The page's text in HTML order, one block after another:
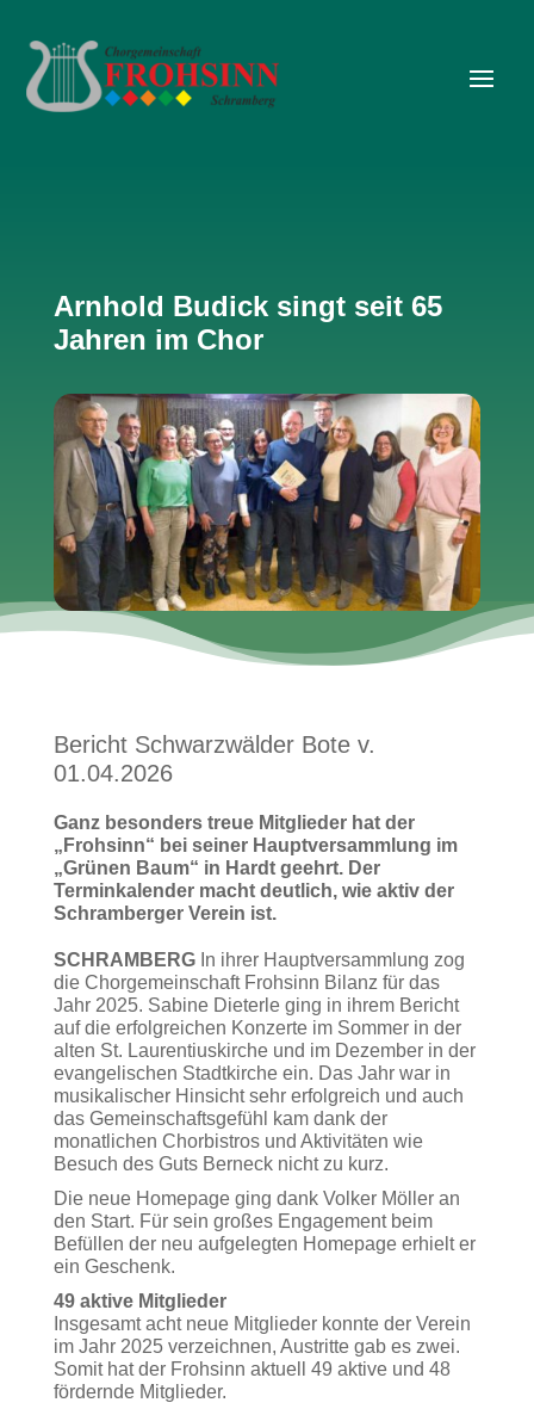
Arnhold Budick singt seit 65
Jahren im Chor
Bericht Schwarzwälder Bote v.
01.04.2026
Ganz besonders treue Mitglieder hat der
„Frohsinn“ bei seiner Hauptversammlung im
„Grünen Baum“ in Hardt geehrt. Der
Terminkalender macht deutlich, wie aktiv der
Schramberger Verein ist.
SCHRAMBERGIn ihrer Hauptversammlung zog
die Chorgemeinschaft Frohsinn Bilanz für das
Jahr 2025. Sabine Dieterle ging in ihrem Bericht
auf die erfolgreichen Konzerte im Sommer in der
alten St. Laurentiuskirche und im Dezember in der
evangelischen Stadtkirche ein. Das Jahr war in
musikalischer Hinsicht sehr erfolgreich und auch
das Gemeinschaftsgefühl kam dank der
monatlichen Chorbistros und Aktivitäten wie
Besuch des Guts Berneck nicht zu kurz.
Die neue Homepage ging dank Volker Möller an
den Start. Für sein großes Engagement beim
Befüllen der neu aufgelegten Homepage erhielt er
ein Geschenk.
49 aktive Mitglieder
Insgesamt acht neue Mitglieder konnte der Verein
im Jahr 2025 verzeichnen, Austritte gab es zwei.
Somit hat der Frohsinn aktuell 49 aktive und 48
fördernde Mitglieder.